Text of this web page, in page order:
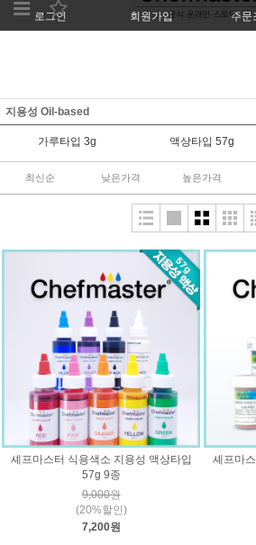
로그인 회원가입 주문
지용성 Oil-based
가루타입 3g 액상타입 57g
최신순 낮은가격 높은가격
셰프마스터 식용색소 지용성 액상타입
57g 9종
9,000원
(20%할인)
7,200원
셰프마